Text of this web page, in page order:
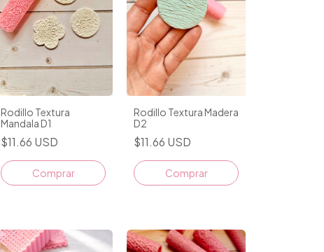
Rodillo Textura
Mandala D1
$11.66 USD
Rodillo Textura Madera
D2
$11.66 USD